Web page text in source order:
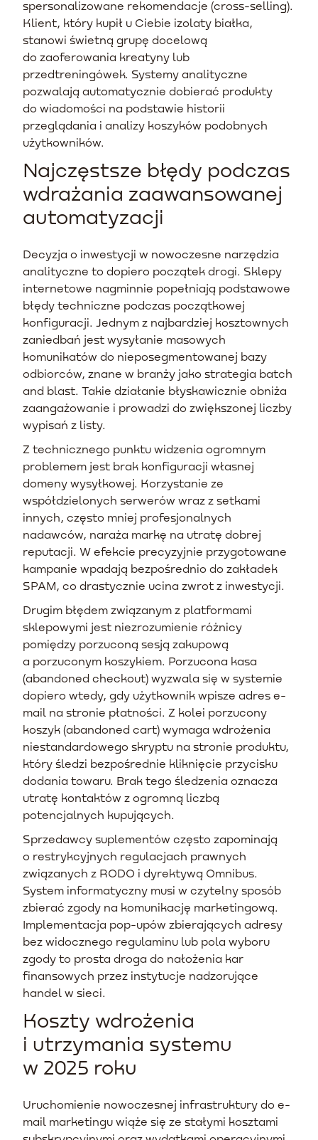
spersonalizowane rekomendacje (cross-selling).
Klient, który kupił u Ciebie izolaty białka,
stanowi świetną grupę docelową
do zaoferowania kreatyny lub
przedtreningówek. Systemy analityczne
pozwalają automatycznie dobierać produkty
do wiadomości na podstawie historii
przeglądania i analizy koszyków podobnych
użytkowników.
Najczęstsze błędy podczas
wdrażania zaawansowanej
automatyzacji
Decyzja o inwestycji w nowoczesne narzędzia
analityczne to dopiero początek drogi. Sklepy
internetowe nagminnie popełniają podstawowe
błędy techniczne podczas początkowej
konfiguracji. Jednym z najbardziej kosztownych
zaniedbań jest wysyłanie masowych
komunikatów do nieposegmentowanej bazy
odbiorców, znane w branży jako strategia batch
and blast. Takie działanie błyskawicznie obniża
zaangażowanie i prowadzi do zwiększonej liczby
wypisań z listy.
Z technicznego punktu widzenia ogromnym
problemem jest brak konfiguracji własnej
domeny wysyłkowej. Korzystanie ze
współdzielonych serwerów wraz z setkami
innych, często mniej profesjonalnych
nadawców, naraża markę na utratę dobrej
reputacji. W efekcie precyzyjnie przygotowane
kampanie wpadają bezpośrednio do zakładek
SPAM, co drastycznie ucina zwrot z inwestycji.
Drugim błędem związanym z platformami
sklepowymi jest niezrozumienie różnicy
pomiędzy porzuconą sesją zakupową
a porzuconym koszykiem. Porzucona kasa
(abandoned checkout) wyzwala się w systemie
dopiero wtedy, gdy użytkownik wpisze adres e-
mail na stronie płatności. Z kolei porzucony
koszyk (abandoned cart) wymaga wdrożenia
niestandardowego skryptu na stronie produktu,
który śledzi bezpośrednie kliknięcie przycisku
dodania towaru. Brak tego śledzenia oznacza
utratę kontaktów z ogromną liczbą
potencjalnych kupujących.
Sprzedawcy suplementów często zapominają
o restrykcyjnych regulacjach prawnych
związanych z RODO i dyrektywą Omnibus.
System informatyczny musi w czytelny sposób
zbierać zgody na komunikację marketingową.
Implementacja pop-upów zbierających adresy
bez widocznego regulaminu lub pola wyboru
zgody to prosta droga do nałożenia kar
finansowych przez instytucje nadzorujące
handel w sieci.
Koszty wdrożenia
i utrzymania systemu
w 2025 roku
Uruchomienie nowoczesnej infrastruktury do e-
mail marketingu wiąże się ze stałymi kosztami